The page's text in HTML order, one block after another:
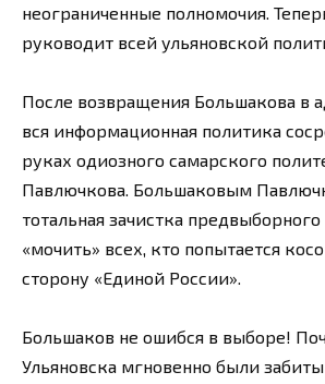
неограниченные полномочия.
руководит всей ульяновской
После возвращения Большакова в
вся информационная политика
руках одиозного самарского
Павлючкова. Большаковым
тотальная зачистка предвыборного
«мочить» всех, кто попытается
сторону «Единой России».
Большаков не ошибся в выборе!
Ульяновска мгновенно были